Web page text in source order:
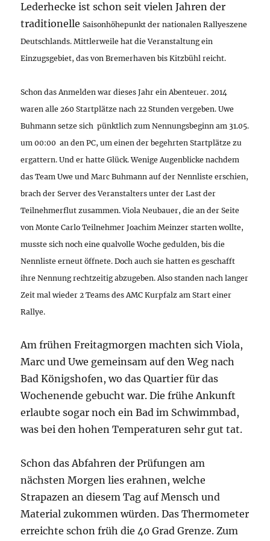
Lederhecke ist schon seit vielen Jahren der
traditionelleSaisonhöhepunkt der nationalen Rallyeszene
Deutschlands. Mittlerweile hat die Veranstaltungein
Einzugsgebiet, das von Bremerhaven bis Kitzbühl reicht.
Schon das Anmelden war dieses Jahrein Abenteuer. 2014
waren alle 260 Startplätze nach 22 Stunden vergeben. Uwe
Buhmann setze sich pünktlich zum Nennungsbeginn am 31.05.
um 00:00 an den PC, um einen der begehrten Startplätze zu
ergattern. Und er hatte Glück. Wenige Augenblicke nachdem
das Team Uwe und Marc Buhmann auf der Nennliste erschien,
brach der Server des Veranstalters unter der Last der
Teilnehmerflut zusammen.Viola Neubauer, die an der Seite
von Monte Carlo Teilnehmer Joachim Meinzer starten wollte,
musste sich noch eine qualvolle Woche gedulden, bis die
Nennliste erneut öffnete. Doch auch sie hatten es geschafft
ihre Nennung rechtzeitig abzugeben.Also standen nach langer
Zeit mal wieder 2 Teams des AMC Kurpfalz am Start einer
Rallye.
Am frühen Freitagmorgen machten sich Viola,
Marc und Uwe gemeinsam auf den Weg nach
Bad Königshofen, wo das Quartier für das
Wochenende gebucht war. Die frühe Ankunft
erlaubte sogar noch ein Bad im Schwimmbad,
was bei den hohen Temperaturen sehr gut tat.
Schon das Abfahren der Prüfungen am
nächsten Morgen lies erahnen, welche
Strapazen an diesem Tag auf Mensch und
Material zukommen würden. Das Thermometer
erreichte schon früh die 40 Grad Grenze. Zum